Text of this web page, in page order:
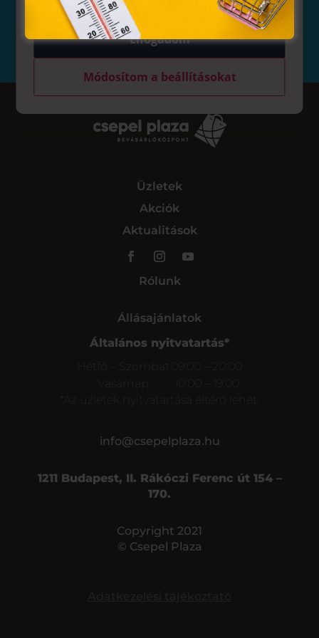
kapcsolatban.
Üzletek
Akciók
Aktualitások
Rólunk
Állásajánlatok
Általános nyitvatartás*
Hétfő – Szombat
09:00 – 20:00
Vasárnap
*Az üzletek nyitvatartása eltérő lehet.
info@csepelplaza.hu
1211 Budapest, II. Rákóczi Ferenc út 154 –
170.
Copyright 2021
© Csepel Plaza
Elfogadom
Módosítom a beállításokat